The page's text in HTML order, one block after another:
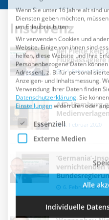
Insolvenz
Bei Pleite kein
14. Februar 2020
AfD-Hamburg
4. Februar 2020
‘Germania’-
vernichtenden
6. Februar 2019
Essenziell
Externe Medien
Alle
Individuelle
Cookie-Details